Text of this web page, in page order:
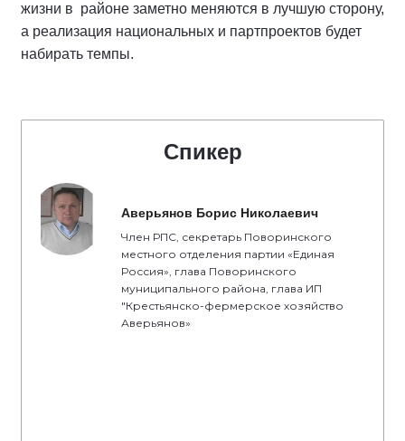
жизни в районе заметно меняются в лучшую сторону,
а реализация национальных и партпроектов будет
набирать темпы.
Спикер
Аверьянов Борис Николаевич
Член РПС, секретарь Поворинского
местного отделения партии «Единая
Россия», глава Поворинского
муниципального района, глава ИП
"Крестьянско-фермерское хозяйство
Аверьянов»